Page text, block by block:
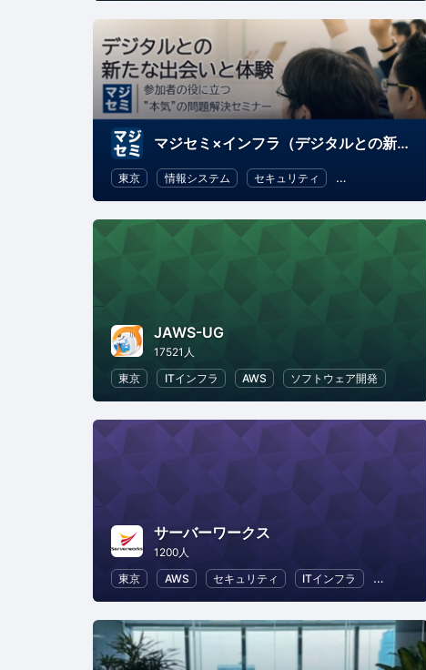
マジセミ×インフラ（デジタルとの新たな出会いと体験）
東京 情報システム セキュリティ ITインフラ
JAWS-UG
17521人
東京
ITインフラ AWS ソフトウェア開発
サーバーワークス
1200人
東京
AWS セキュリティ ITインフラ IoT